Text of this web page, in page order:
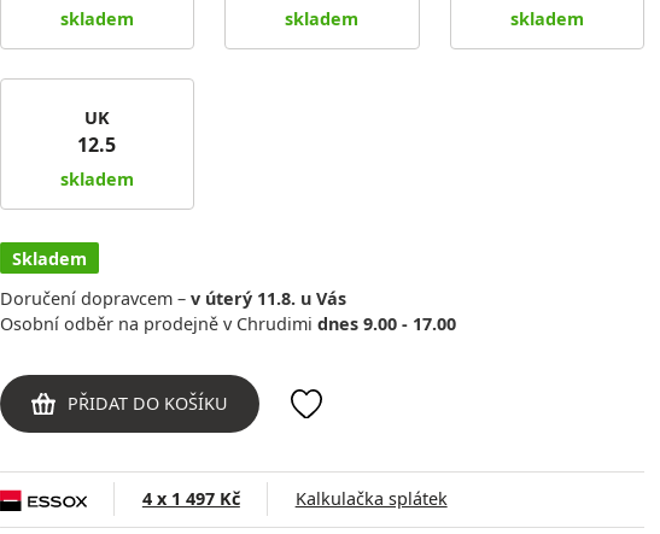
skladem skladem skladem
UK
12.5
skladem
Skladem
Doručení dopravcem – v úterý 11.8. u Vás
Osobní odběr na prodejně v Chrudimi dnes 9.00 - 17.00
PŘIDAT DO KOŠÍKU
4 x 1 497 Kč Kalkulačka splátek